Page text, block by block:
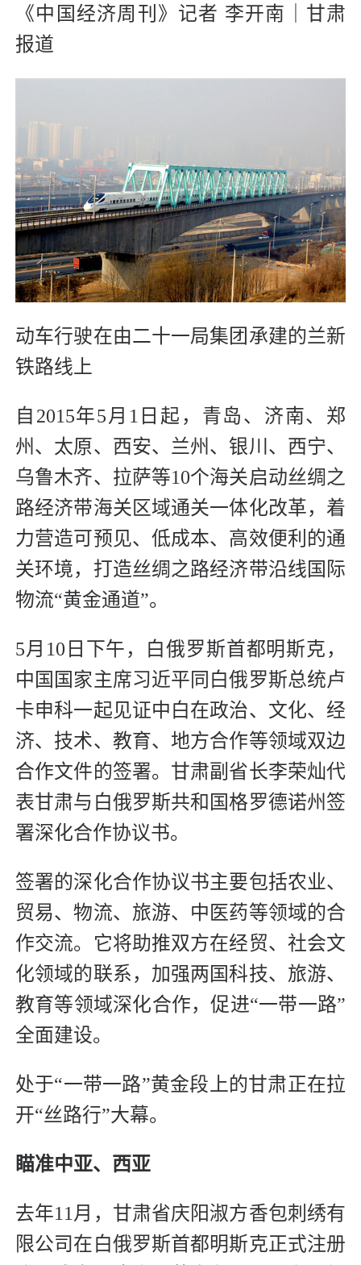
《中国经济周刊》记者 李开南｜甘肃
报道
动车行驶在由二十一局集团承建的兰新
铁路线上
自2015年5月1日起，青岛、济南、郑
州、太原、西安、兰州、银川、西宁、
乌鲁木齐、拉萨等10个海关启动丝绸之
路经济带海关区域通关一体化改革，着
力营造可预见、低成本、高效便利的通
关环境，打造丝绸之路经济带沿线国际
物流“黄金通道”。
5月10日下午，白俄罗斯首都明斯克，
中国国家主席习近平同白俄罗斯总统卢
卡申科一起见证中白在政治、文化、经
济、技术、教育、地方合作等领域双边
合作文件的签署。甘肃副省长李荣灿代
表甘肃与白俄罗斯共和国格罗德诺州签
署深化合作协议书。
签署的深化合作协议书主要包括农业、
贸易、物流、旅游、中医药等领域的合
作交流。它将助推双方在经贸、社会文
化领域的联系，加强两国科技、旅游、
教育等领域深化合作，促进“一带一路”
全面建设。
处于“一带一路”黄金段上的甘肃正在拉
开“丝路行”大幕。
瞄准中亚、西亚
去年11月，甘肃省庆阳淑方香包刺绣有
限公司在白俄罗斯首都明斯克正式注册